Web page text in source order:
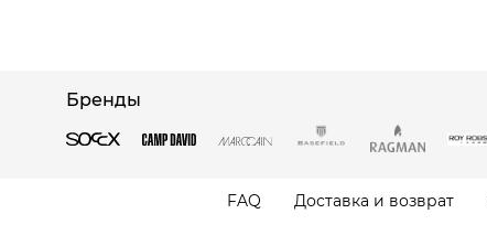
Бренды
FAQ Доставка и возврат